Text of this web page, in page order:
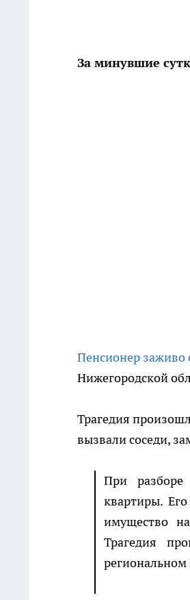
За минувшие
Пенсионер заживо
Нижегородской
Трагедия
вызвали соседи,
При разборе
квартиры.
имущество
Трагедия